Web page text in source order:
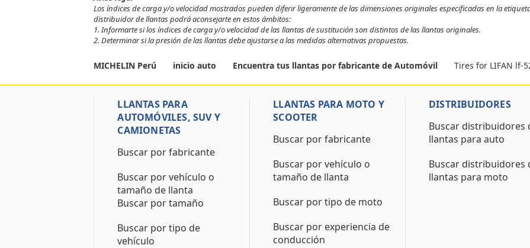
Los índices de carga y/o velocidad mostrados pueden diferir ligeramente de las dimensiones originales especificadas en la
distribuidor de llantas podrá aconsejarte en estos ámbitos:
1. Informarte si los índices de carga y/o velocidad de las llantas de sustitución son distintos de las llantas originales.
2. Determinar si la presión de las llantas debe ajustarse a las medidas alternativas propuestas.
MICHELIN Perú inicio auto Encuentra tus llantas por fabricante de Automóvil Tires for LIFAN lf-
LLANTAS PARA
AUTOMÓVILES, SUV Y
CAMIONETAS
Buscar por fabricante
Buscar por vehículo o
tamaño de llanta
Buscar por tamaño
Buscar por tipo de
vehículo
LLANTAS PARA MOTO Y
SCOOTER
Buscar por fabricante
Buscar por vehículo o
tamaño de llanta
Buscar por tipo de moto
Buscar por experiencia de
conducción
DISTRIBUIDORES
Buscar distribuidores
llantas para auto
Buscar distribuidores
llantas para moto